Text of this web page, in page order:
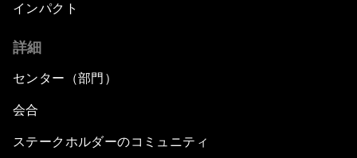
インパクト
詳細
センター（部門）
会合
ステークホルダーのコミュニティ